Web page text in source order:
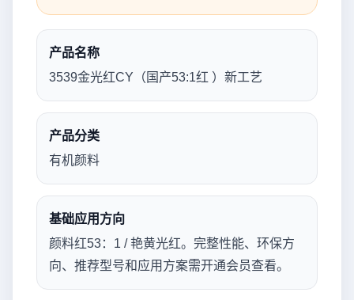
产品名称
3539金光红CY（国产53:1红 ）新工艺
产品分类
有机颜料
基础应用方向
颜料红53：1 / 艳黄光红。完整性能、环保方
向、推荐型号和应用方案需开通会员查看。